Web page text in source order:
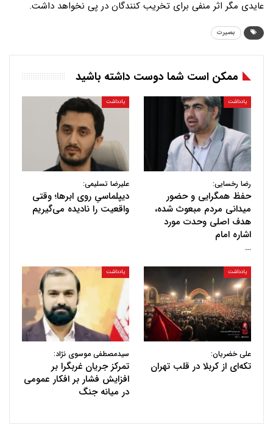
عایدی مگر اثر منفی برای تخریب کنندگان در پی نخواهد داشت.
بصیرت
ممکن است شما دوست داشته باشید
یادداشت
رضا رخسایی:
حفظ همگرایی و حضور
میدانی مردم مبعوث شده،
هدف اصلی وحدت مورد
اشاره امام
…
یادداشت
علیرضا تسلیمی:
دیپلماسیِ روی ابرها؛ وقتی
واقعیت را نادیده می‌گیریم
یادداشت
علی خضریان:
تکه‌ای از کربلا در قلب تهران
یادداشت
سیدمصطفی موسوی نژاد:
تمرکز جریان غربگرا بر
افزایش فشار بر افکار عمومی
در میانه جنگ